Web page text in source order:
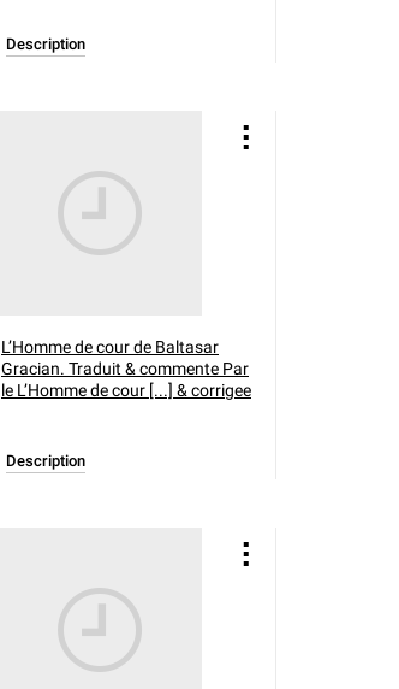
Description
L’Homme de cour de Baltasar
Gracian. Traduit & commente Par
le L’Homme de cour [...] & corrigee
Description